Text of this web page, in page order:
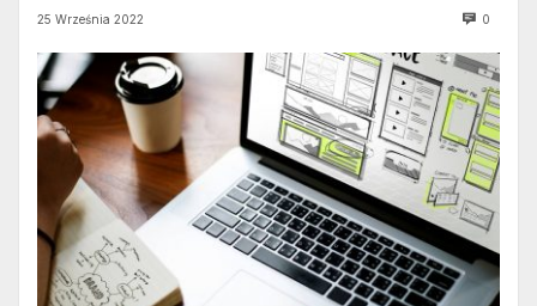
25 Września 2022 0